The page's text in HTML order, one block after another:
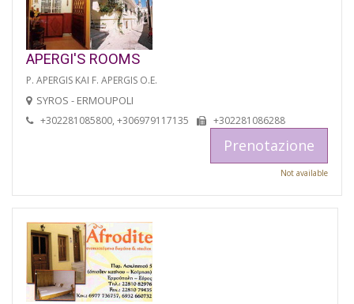
APERGI'S ROOMS
P. APERGIS KAI F. APERGIS O.E.
SYROS - ERMOUPOLI
+302281085800, +306979117135 +302281086288
Prenotazione
Not available